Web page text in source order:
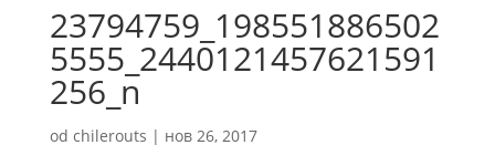
23794759_198551886502
5555_2440121457621591
256_n
od chilerouts | нов 26, 2017